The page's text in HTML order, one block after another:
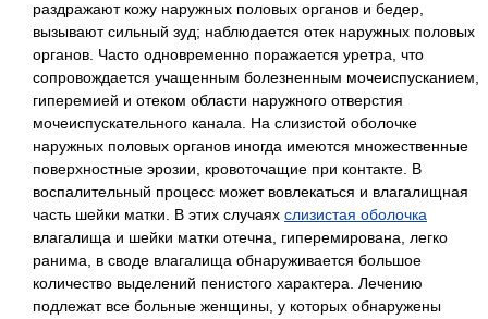
раздражают кожу наружных половых органов и бедер,
вызывают сильный зуд; наблюдается отек наружных половых
органов. Часто одновременно поражается уретра, что
сопровождается учащенным болезненным мочеиспусканием,
гиперемией и отеком области наружного отверстия
мочеиспускательного канала. На слизистой оболочке
наружных половых органов иногда имеются множественные
поверхностные эрозии, кровоточащие при контакте. В
воспалительный процесс может вовлекаться и влагалищная
часть шейки матки. В этих случаях слизистая оболочка
влагалища и шейки матки отечна, гиперемирована, легко
ранима, в своде влагалища обнаруживается большое
количество выделений пенистого характера. Лечению
подлежат все больные женщины, у которых обнаружены